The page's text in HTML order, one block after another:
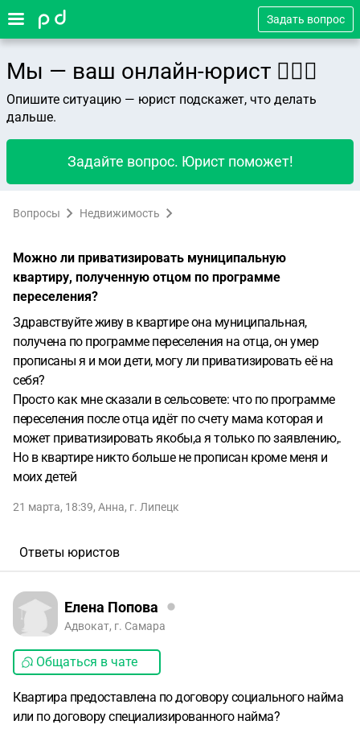
Задать вопрос
Мы — ваш онлайн-юрист 👨🏻‍⚖️
Опишите ситуацию — юрист подскажет, что делать
дальше.
Задайте вопрос. Юрист поможет!
Вопросы Недвижимость
Можно ли приватизировать муниципальную
квартиру, полученную отцом по программе
переселения?
Здравствуйте живу в квартире она муниципальная,
получена по программе переселения на отца, он умер
прописаны я и мои дети, могу ли приватизировать её на
себя?
Просто как мне сказали в сельсовете: что по программе
переселения после отца идёт по счету мама которая и
может приватизировать якобы,а я только по заявлению,.
Но в квартире никто больше не прописан кроме меня и
моих детей
21 марта, 18:39, Анна, г. Липецк
Ответы юристов
Елена Попова
Адвокат, г. Самара
Общаться в чате
Квартира предоставлена по договору социального найма
или по договору специализированного найма?